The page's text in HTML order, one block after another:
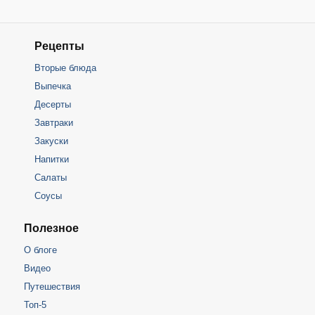
Рецепты
Вторые блюда
Выпечка
Десерты
Завтраки
Закуски
Напитки
Салаты
Соусы
Полезное
О блоге
Видео
Путешествия
Топ-5